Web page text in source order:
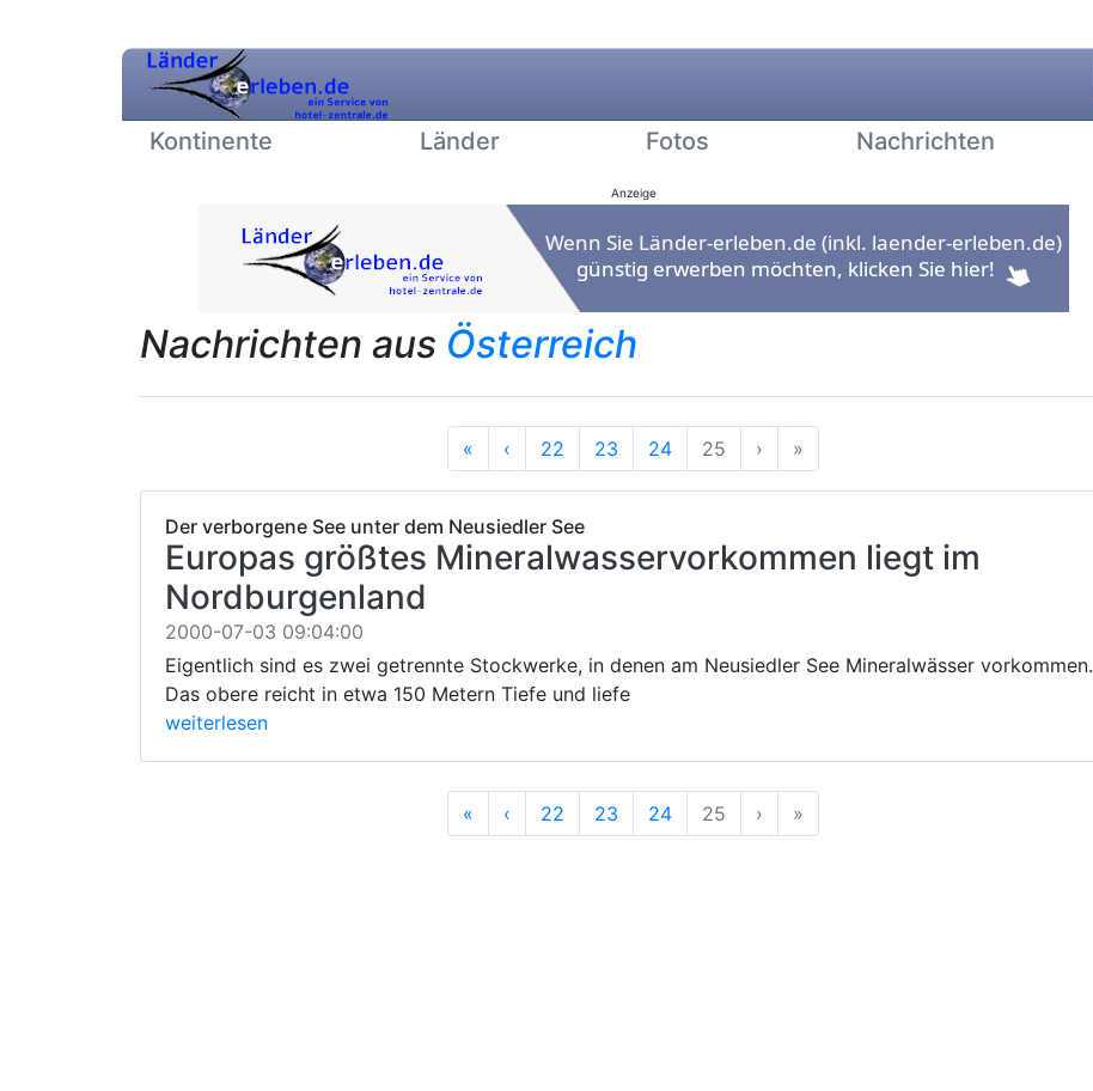
Kontinente Länder Fotos Nachrichten
Anzeige
Nachrichten aus Österreich
« Anfang
‹ Vorherige
22 23 24 25 › Nächste
»
Der verborgene See unter dem Neusiedler See
Europas größtes Mineralwasservorkommen liegt im
Nordburgenland
2000-07-03 09:04:00
Eigentlich sind es zwei getrennte Stockwerke, in denen am Neusiedler See Mineralwässer vorkommen.
Das obere reicht in etwa 150 Metern Tiefe und liefe
weiterlesen
« Anfang
‹ Vorherige
22 23 24 25 › Nächste
»